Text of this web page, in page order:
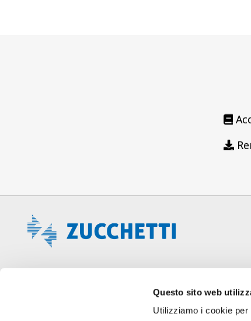
Questo sito web
Utilizziamo i cookie